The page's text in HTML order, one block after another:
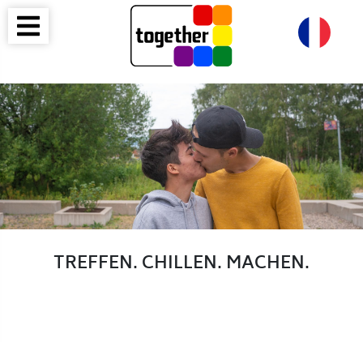
TREFFEN. CHILLEN. MACHEN.